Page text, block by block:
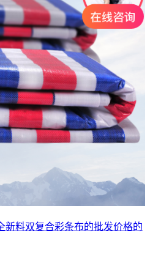
新料双复合彩条布的批发价格的